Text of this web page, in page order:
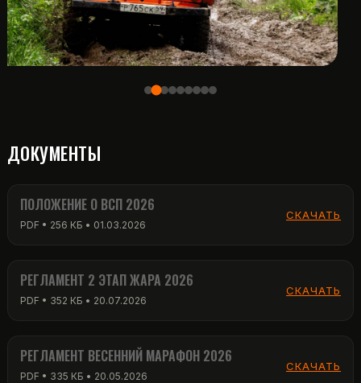
ДОКУМЕНТЫ
ПОЛОЖЕНИЕ О ВСП 2026
PDF • 256 КБ • 01.03.2026
СКАЧАТЬ
РЕГЛАМЕНТ 2 ЭТАП ЖАРА 2026
PDF • 352 КБ • 20.07.2026
СКАЧАТЬ
РЕГЛАМЕНТ ВЕСЕННИЙ МАРАФОН 2026
PDF • 335 КБ • 20.05.2026
СКАЧАТЬ